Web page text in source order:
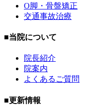
O脚・骨盤矯正
交通事故治療
■当院について
院長紹介
院案内
よくあるご質問
■更新情報